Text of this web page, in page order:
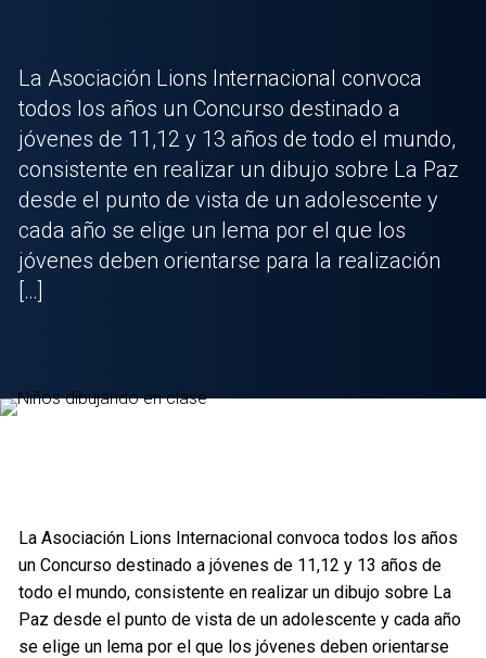
La Asociación Lions Internacional convoca
todos los años un Concurso destinado a
jóvenes de 11,12 y 13 años de todo el mundo,
consistente en realizar un dibujo sobre La Paz
desde el punto de vista de un adolescente y
cada año se elige un lema por el que los
jóvenes deben orientarse para la realización
[…]
La Asociación Lions Internacional convoca todos los años
un Concurso destinado a jóvenes de 11,12 y 13 años de
todo el mundo, consistente en realizar un dibujo sobre La
Paz desde el punto de vista de un adolescente y cada año
se elige un lema por el que los jóvenes deben orientarse